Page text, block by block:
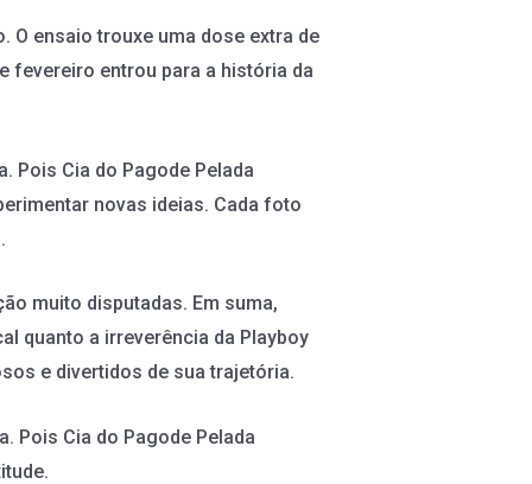
ensaio trouxe uma dose extra de
fevereiro entrou para a história da
Pois Cia do Pagode Pelada
novas ideias. Cada foto
muito disputadas. Em suma,
quanto a irreverência da Playboy
e divertidos de sua trajetória.
Pois Cia do Pagode Pelada